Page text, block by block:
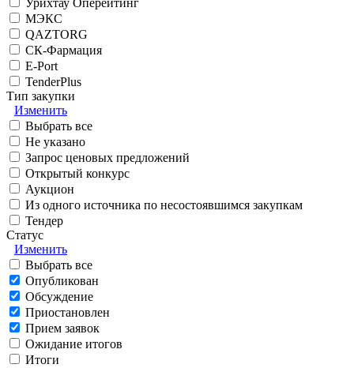
Урихтау Оперейтинг
МЭКС
QAZTORG
СК-Фармация
E-Port
TenderPlus
Тип закупки
Изменить
Выбрать все
Не указано
Запрос ценовых предложений
Открытый конкурс
Аукцион
Из одного источника по несостоявшимся закупкам
Тендер
Статус
Изменить
Выбрать все
Опубликован
Обсуждение
Приостановлен
Прием заявок
Ожидание итогов
Итоги